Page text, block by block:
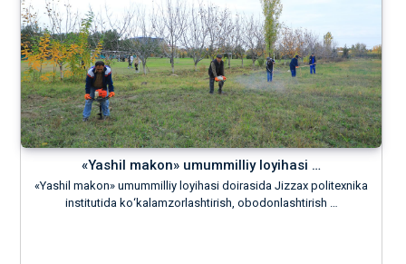
«Yashil makon» umummilliy loyihasi …
«Yashil makon» umummilliy loyihasi doirasida Jizzax politexnika
institutida kо‘kalamzorlashtirish, obodonlashtirish …